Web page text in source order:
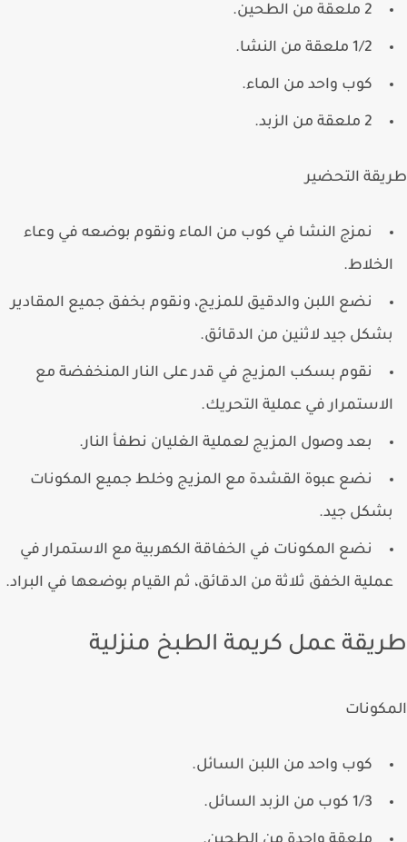
1/2 ملعقة من النشا.
كوب واحد من الماء.
التحضير
نمزج النشا في كوب من الماء ونقوم بوضعه في وعاء
نضع اللبن والدقيق للمزيج، ونقوم بخفق جميع المقادير
جيد لاثنين من الدقائق.
نقوم بسكب المزيج في قدر على النار المنخفضة مع
في عملية التحريك.
بعد وصول المزيج لعملية الغليان نطفأ النار.
نضع عبوة القشدة مع المزيج وخلط جميع المكونات
جيد.
نضع المكونات في الخفاقة الكهربية مع الاستمرار في
الخفق ثلاثة من الدقائق، ثم القيام بوضعها في البراد.
عمل كريمة الطبخ منزلية
كوب واحد من اللبن السائل.
1/3 كوب من الزبد السائل.